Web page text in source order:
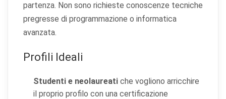
partenza. Non sono richieste conoscenze tecniche
pregresse di programmazione o informatica
avanzata.
Profili Ideali
Studenti e neolaureati che vogliono arricchire
il proprio profilo con una certificazione